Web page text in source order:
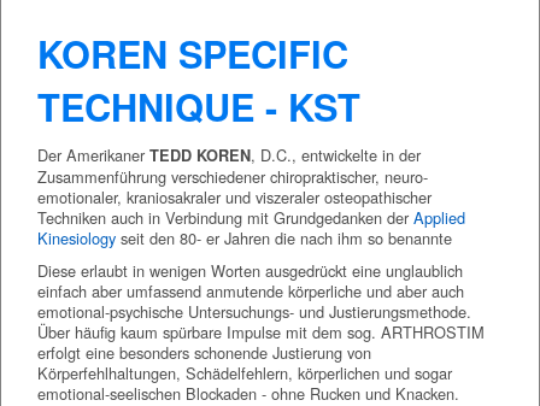
KOREN SPECIFIC
TECHNIQUE - KST
Der Amerikaner TEDD KOREN, D.C., entwickelte in der
Zusammenführung verschiedener chiropraktischer, neuro-
emotionaler, kraniosakraler und viszeraler osteopathischer
Techniken auch in Verbindung mit Grundgedanken der Applied
Kinesiology seit den 80- er Jahren die nach ihm so benannte
Diese erlaubt in wenigen Worten ausgedrückt eine unglaublich
einfach aber umfassend anmutende körperliche und aber auch
emotional-psychische Untersuchungs- und Justierungsmethode.
Über häufig kaum spürbare Impulse mit dem sog. ARTHROSTIM
erfolgt eine besonders schonende Justierung von
Körperfehlhaltungen, Schädelfehlern, körperlichen und sogar
emotional-seelischen Blockaden - ohne Rucken und Knacken.